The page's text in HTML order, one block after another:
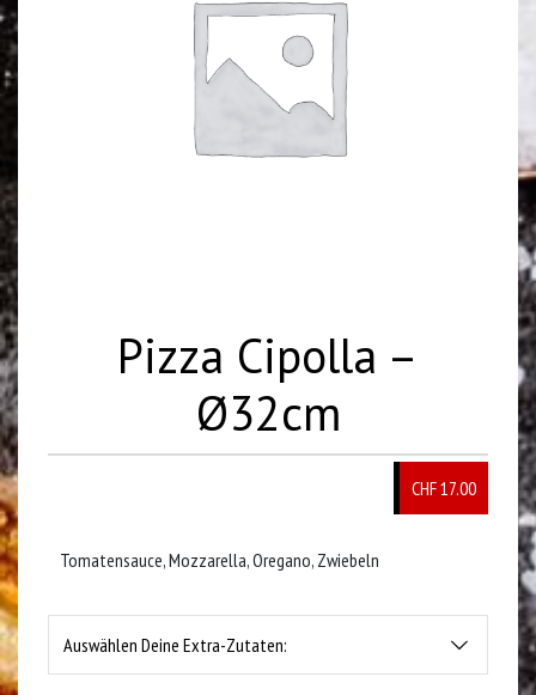
Pizza Cipolla –
Ø32cm
CHF 17.00
Tomatensauce, Mozzarella, Oregano, Zwiebeln
Auswählen Deine Extra-Zutaten: